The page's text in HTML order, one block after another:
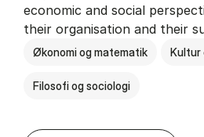
economic and social
their organisation and their
Økonomi og matematik Kultur
Filosofi og sociologi